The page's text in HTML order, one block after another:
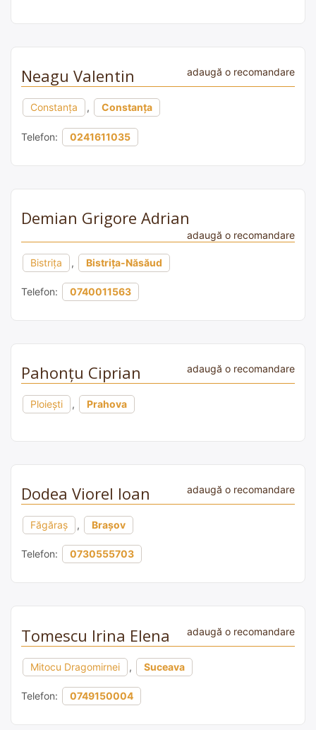
Neagu Valentin adaugă o recomandare
Constanța , Constanța
Telefon: 0241611035
Demian Grigore Adrian
adaugă o recomandare
Bistrița , Bistrița-Năsăud
Telefon: 0740011563
Pahonțu Ciprian adaugă o recomandare
Ploiești , Prahova
Dodea Viorel Ioan adaugă o recomandare
Făgăraş , Brașov
Telefon: 0730555703
Tomescu Irina Elena adaugă o recomandare
Mitocu Dragomirnei , Suceava
Telefon: 0749150004